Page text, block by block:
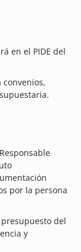
en el PIDE del
por la persona
del
y